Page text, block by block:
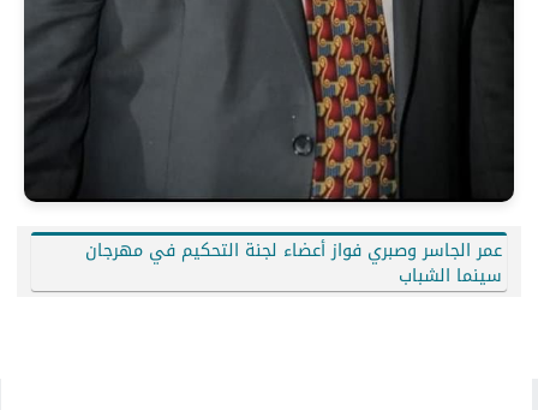
عمر الجاسر وصبري فواز أعضاء لجنة التحكيم في مهرجان
سينما الشباب